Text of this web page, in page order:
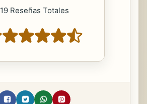
19 Reseñas Totales